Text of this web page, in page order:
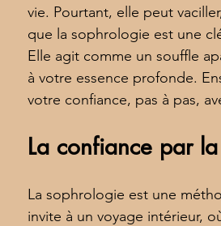
vie. Pourtant, elle peut
que la sophrologie est une
Elle agit comme un souffle
à votre essence profonde.
votre confiance, pas à pas,
La confiance par
La sophrologie est une
invite à un voyage intérieur,